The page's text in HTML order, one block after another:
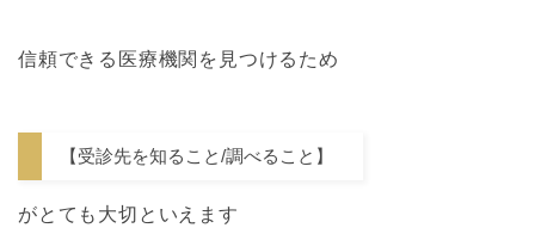
信頼できる医療機関を見つけるため
【受診先を知ること/調べること】
がとても大切といえます